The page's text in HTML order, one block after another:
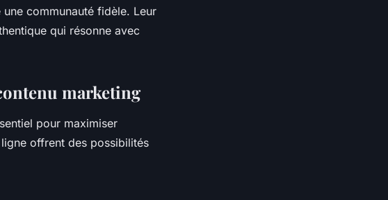
communauté fidèle. Leur
qui résonne avec
marketing
pour maximiser
offrent des possibilités